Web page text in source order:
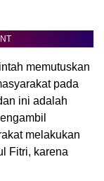
memutuskan
pada
ini adalah
melakukan
Fitri, karena